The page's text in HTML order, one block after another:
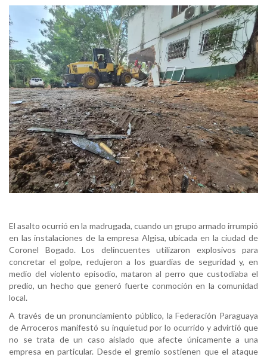
El asalto ocurrió en la madrugada, cuando un grupo armado irrumpió
en las instalaciones de la empresa Algisa, ubicada en la ciudad de
Coronel Bogado. Los delincuentes utilizaron explosivos para
concretar el golpe, redujeron a los guardias de seguridad y, en
medio del violento episodio, mataron al perro que custodiaba el
predio, un hecho que generó fuerte conmoción en la comunidad
local.
A través de un pronunciamiento público, la Federación Paraguaya
de Arroceros manifestó su inquietud por lo ocurrido y advirtió que
no se trata de un caso aislado que afecte únicamente a una
empresa en particular. Desde el gremio sostienen que el ataque